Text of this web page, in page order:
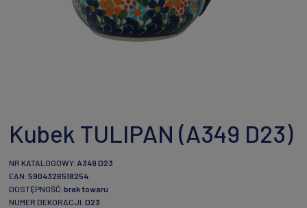
Kubek TULIPAN (A349 D23)
NR KATALOGOWY: A349 D23
EAN: 5904326518254
DOSTĘPNOŚĆ: brak towaru
NUMER DEKORACJI: D23